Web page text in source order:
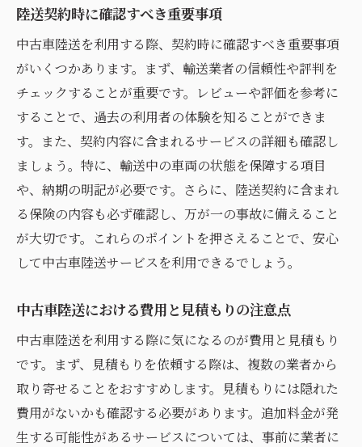
陸送サービス利用前に確認すべき契約内容
中古車陸送の保険適用範囲をチェック
過去のトラブル事例から学ぶ賢い選択法
中古車陸送のプロが推奨する選び方
トラブルを避けるための事前準備
中古車を安全に運ぶための陸送会社選定基準
経験豊富な陸送会社を選ぶ利点
車両追跡システムの重要性
中古車陸送業者の信頼性を評価する方法
輸送中の車両保護対策を確認
業者間の比較で差を見るポイント
中古車陸送のリスクを最小限に抑える方法
万全な輸送準備をするためのポイント
中古車陸送時の損害を防ぐ方法
リスクを低減するための専用保険の活用
陸送契約時に確認すべき重要事項
中古車陸送を利用する際、契約時に確認すべき重要事項
がいくつかあります。まず、輸送業者の信頼性や評判を
チェックすることが重要です。レビューや評価を参考に
することで、過去の利用者の体験を知ることができま
す。また、契約内容に含まれるサービスの詳細も確認し
ましょう。特に、輸送中の車両の状態を保障する項目
や、納期の明記が必要です。さらに、陸送契約に含まれ
る保険の内容も必ず確認し、万が一の事故に備えること
が大切です。これらのポイントを押さえることで、安心
して中古車陸送サービスを利用できるでしょう。
中古車陸送における費用と見積もりの注意点
中古車陸送を利用する際に気になるのが費用と見積もり
です。まず、見積もりを依頼する際は、複数の業者から
取り寄せることをおすすめします。見積もりには隠れた
費用がないかも確認する必要があります。追加料金が発
生する可能性があるサービスについては、事前に業者に